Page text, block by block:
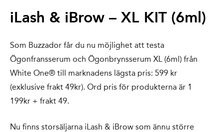
iLash & iBrow – XL KIT (6ml)
Som Buzzador får du nu möjlighet att testa
Ögonfransserum och Ögonbrynsserum XL (6ml) från
White One® till marknadens lägsta pris: 599 kr
(exklusive frakt 49kr). Ord pris för produkterna är 1
199kr + frakt 49.
Nu finns storsäljarna iLash & iBrow som ännu större